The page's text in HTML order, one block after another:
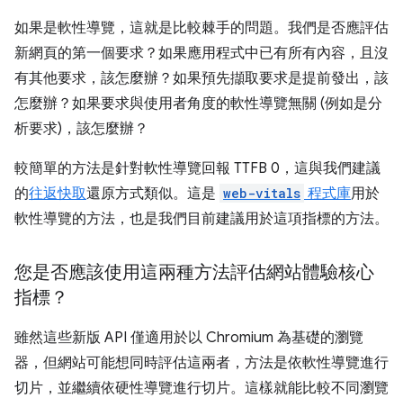
如果是軟性導覽，這就是比較棘手的問題。我們是否應評估
新網頁的第一個要求？如果應用程式中已有所有內容，且沒
有其他要求，該怎麼辦？如果預先擷取要求是提前發出，該
怎麼辦？如果要求與使用者角度的軟性導覽無關 (例如是分
析要求)，該怎麼辦？
較簡單的方法是針對軟性導覽回報 TTFB 0，這與我們建議
的往返快取還原方式類似。這是 web-vitals 程式庫用於
軟性導覽的方法，也是我們目前建議用於這項指標的方法。
您是否應該使用這兩種方法評估網站體驗核心
指標？
雖然這些新版 API 僅適用於以 Chromium 為基礎的瀏覽
器，但網站可能想同時評估這兩者，方法是依軟性導覽進行
切片，並繼續依硬性導覽進行切片。這樣就能比較不同瀏覽